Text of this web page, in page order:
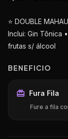
⭐️ DOUBLE
Inclui: Gin Tônica
frutas s/ álcool
BENEFICIO
Fura Fila
Fure a fila